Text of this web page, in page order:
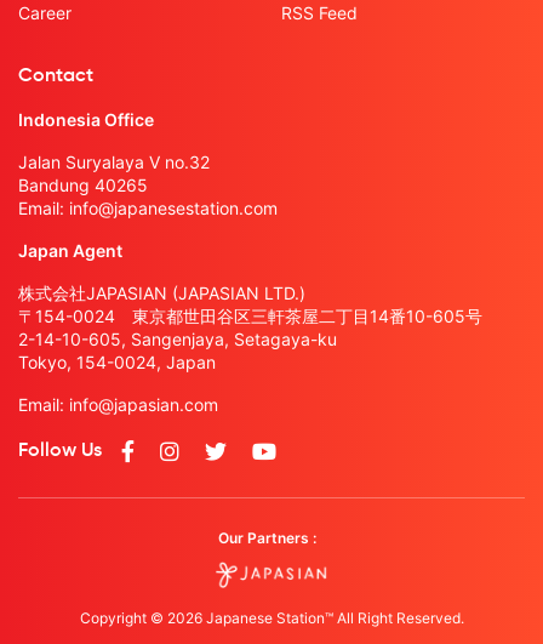
Career
RSS Feed
Contact
Indonesia Office
Jalan Suryalaya V no.32
Bandung 40265
Email: info@japanesestation.com
Japan Agent
株式会社JAPASIAN (JAPASIAN LTD.)
〒154-0024 東京都世田谷区三軒茶屋二丁目14番10-605号
2-14-10-605, Sangenjaya, Setagaya-ku
Tokyo, 154-0024, Japan
Email: info@japasian.com
Follow Us
Our Partners :
Copyright © 2026 Japanese Station™ All Right Reserved.